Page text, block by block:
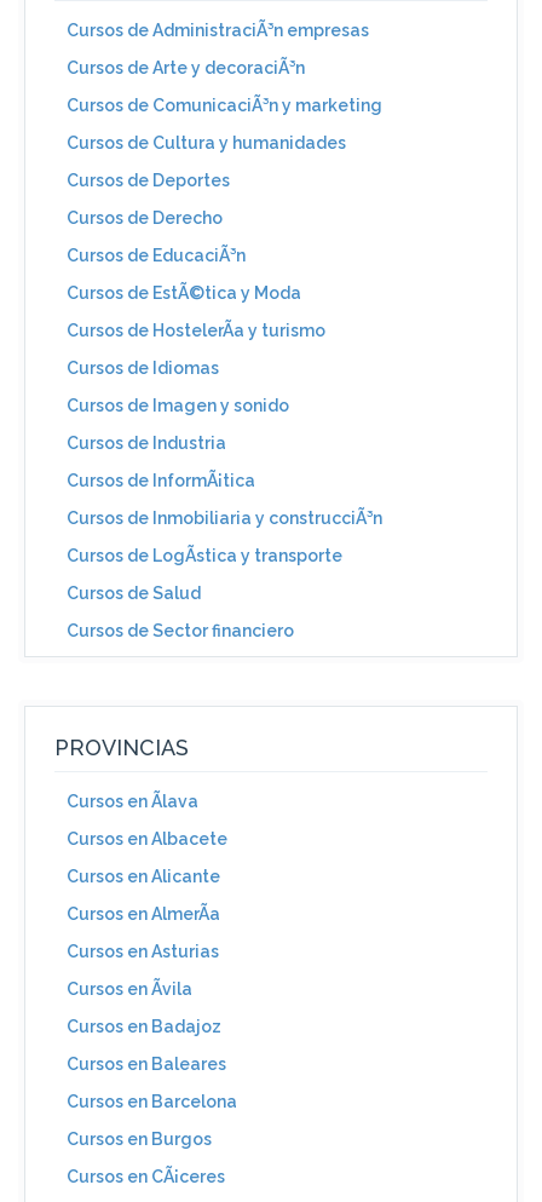
Cursos de AdministraciÃ³n empresas
Cursos de Arte y decoraciÃ³n
Cursos de ComunicaciÃ³n y marketing
Cursos de Cultura y humanidades
Cursos de Deportes
Cursos de Derecho
Cursos de EducaciÃ³n
Cursos de EstÃ©tica y Moda
Cursos de HostelerÃ­a y turismo
Cursos de Idiomas
Cursos de Imagen y sonido
Cursos de Industria
Cursos de InformÃ¡tica
Cursos de Inmobiliaria y construcciÃ³n
Cursos de LogÃ­stica y transporte
Cursos de Salud
Cursos de Sector financiero
PROVINCIAS
Cursos en Ãlava
Cursos en Albacete
Cursos en Alicante
Cursos en AlmerÃ­a
Cursos en Asturias
Cursos en Ãvila
Cursos en Badajoz
Cursos en Baleares
Cursos en Barcelona
Cursos en Burgos
Cursos en CÃ¡ceres